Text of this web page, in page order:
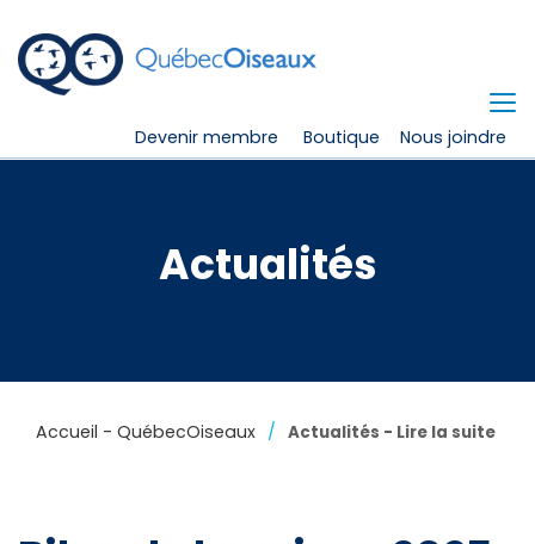
Devenir membre Boutique Nous joindre
Actualités
Accueil - QuébecOiseaux Actualités - Lire la suite